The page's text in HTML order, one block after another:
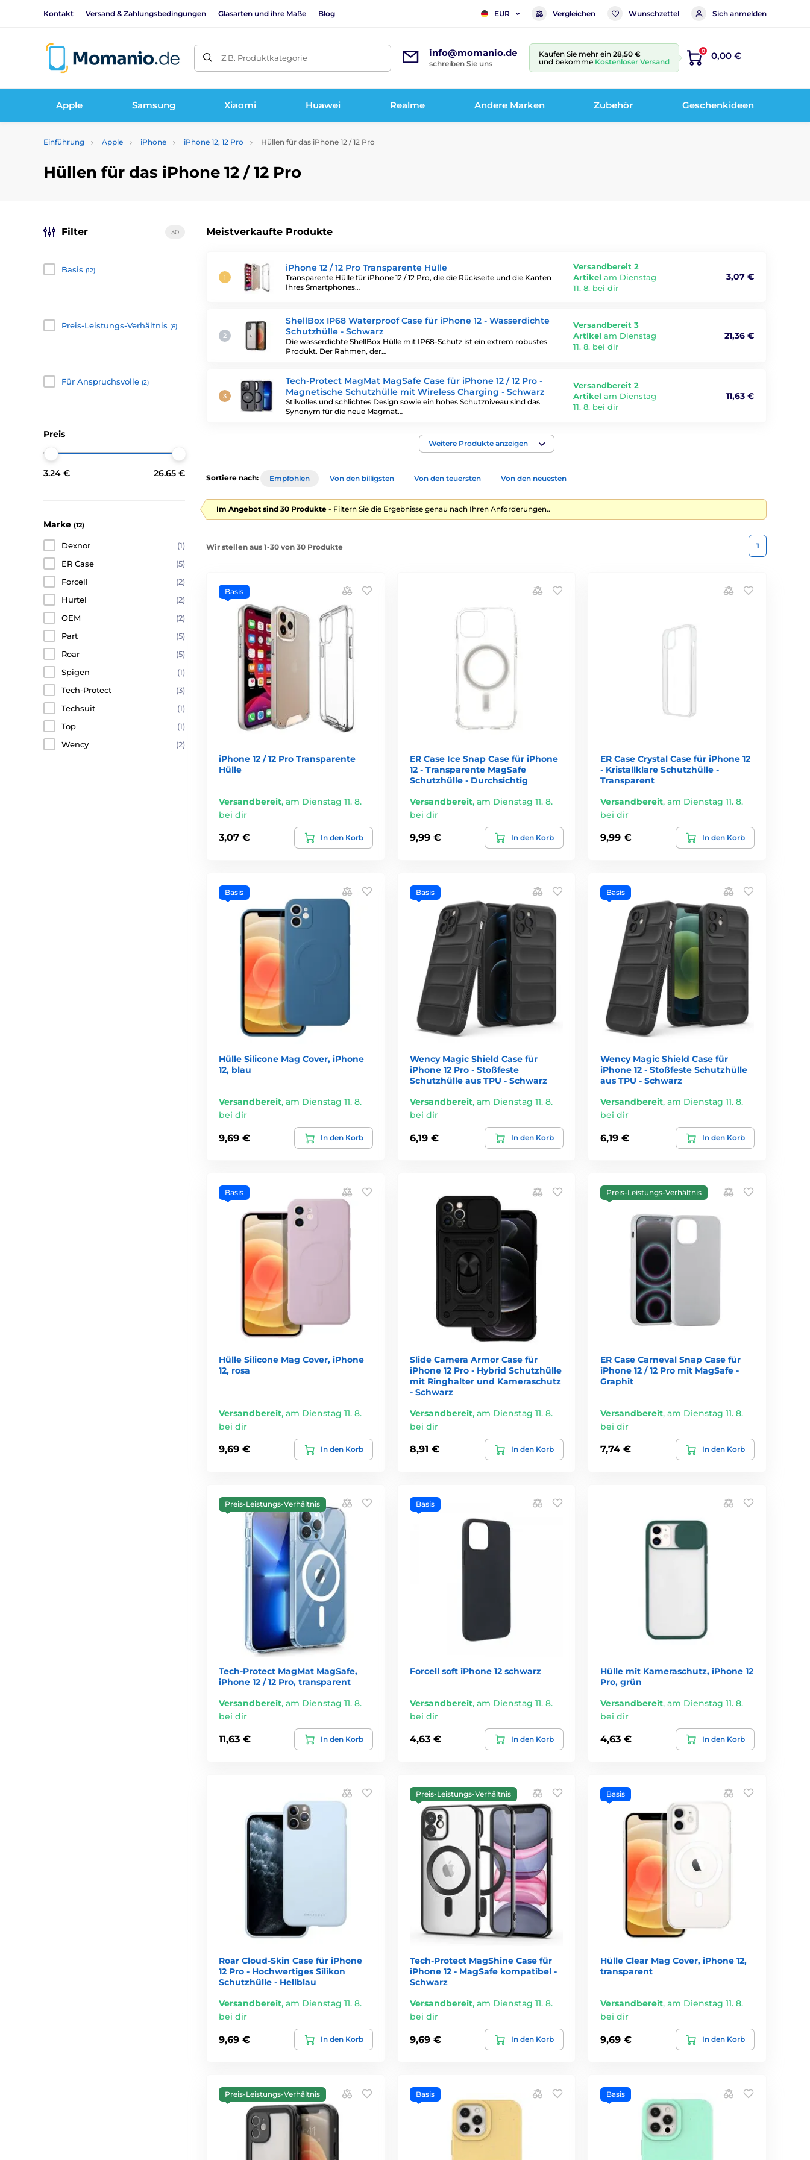
Kontakt Versand & Zahlungsbedingungen Glasarten und ihre Maße Blog EUR Vergleichen Wunschzettel Sich anmelden
Z.B. Produktkategorie info@momanio.de
schreiben Sie uns
Kaufen Sie mehr ein 28,50 €
und bekomme Kostenloser Versand
0 0,00 €
Apple Samsung Xiaomi Huawei Realme Andere Marken Zubehör Geschenkideen
Einführung Apple iPhone iPhone 12, 12 Pro Hüllen für das iPhone 12 / 12 Pro
Hüllen für das iPhone 12 / 12 Pro
Meistverkaufte Produkte
iPhone 12 / 12 Pro Transparente Hülle
Transparente Hülle für iPhone 12 / 12 Pro, die die Rückseite und die Kanten
Ihres Smartphones…
Versandbereit 2
Artikel am Dienstag
11. 8. bei dir
3,07 €
ShellBox IP68 Waterproof Case für iPhone 12 - Wasserdichte
Schutzhülle - Schwarz
Die wasserdichte ShellBox Hülle mit IP68-Schutz ist ein extrem robustes
Produkt. Der Rahmen, der…
Versandbereit 3
Artikel am Dienstag
11. 8. bei dir
21,36 €
Tech-Protect MagMat MagSafe Case für iPhone 12 / 12 Pro -
Magnetische Schutzhülle mit Wireless Charging - Schwarz
Stilvolles und schlichtes Design sowie ein hohes Schutzniveau sind das
Synonym für die neue Magmat…
Versandbereit 2
Artikel am Dienstag
11. 8. bei dir
11,63 €
Weitere Produkte anzeigen
Filter 30
Basis (12)
Preis-Leistungs-Verhältnis (6)
Für Anspruchsvolle (2)
Preis
3.24 € 26.65 €
Marke (12)
Dexnor
(1)
ER Case
(5)
Forcell
(2)
Hurtel
(2)
OEM
(2)
Part
(5)
Roar
(5)
Spigen
(1)
Tech-Protect
(3)
Techsuit
(1)
Top
(1)
Wency
(2)
Sortiere nach: Empfohlen Von den billigsten Von den teuersten Von den neuesten
Im Angebot sind 30 Produkte - Filtern Sie die Ergebnisse genau nach Ihren Anforderungen..
Wir stellen aus 1-30 von 30 Produkte 1
Basis
iPhone 12 / 12 Pro Transparente
Hülle
Versandbereit, am Dienstag 11. 8.
bei dir
3,07 € In den Korb
ER Case Ice Snap Case für iPhone
12 - Transparente MagSafe
Schutzhülle - Durchsichtig
Versandbereit, am Dienstag 11. 8.
bei dir
9,99 € In den Korb
ER Case Crystal Case für iPhone 12
- Kristallklare Schutzhülle -
Transparent
Versandbereit,am Dienstag 11. 8.
bei dir
9,99 € In den Korb
Basis
Hülle Silicone Mag Cover, iPhone
12, blau
Versandbereit, am Dienstag 11. 8.
bei dir
9,69 € In den Korb
Basis
Wency Magic Shield Case für
iPhone 12 Pro - Stoßfeste
Schutzhülle aus TPU - Schwarz
Versandbereit, am Dienstag 11. 8.
bei dir
6,19 € In den Korb
Basis
Wency Magic Shield Case für
iPhone 12 - Stoßfeste Schutzhülle
aus TPU - Schwarz
Versandbereit,am Dienstag 11. 8.
bei dir
6,19 € In den Korb
Basis
Hülle Silicone Mag Cover, iPhone
12, rosa
Versandbereit, am Dienstag 11. 8.
bei dir
9,69 € In den Korb
Slide Camera Armor Case für
iPhone 12 Pro - Hybrid Schutzhülle
mit Ringhalter und Kameraschutz
- Schwarz
Versandbereit, am Dienstag 11. 8.
bei dir
8,91 € In den Korb
Preis-Leistungs-Verhältnis
ER Case Carneval Snap Case für
iPhone 12 / 12 Pro mit MagSafe -
Graphit
Versandbereit,am Dienstag 11. 8.
bei dir
7,74 € In den Korb
Preis-Leistungs-Verhältnis
Tech-Protect MagMat MagSafe,
iPhone 12 / 12 Pro, transparent
Versandbereit, am Dienstag 11. 8.
bei dir
11,63 € In den Korb
Basis
Forcell soft iPhone 12 schwarz
Versandbereit, am Dienstag 11. 8.
bei dir
4,63 € In den Korb
Hülle mit Kameraschutz, iPhone 12
Pro, grün
Versandbereit,am Dienstag 11. 8.
bei dir
4,63 € In den Korb
Roar Cloud-Skin Case für iPhone
12 Pro - Hochwertiges Silikon
Schutzhülle - Hellblau
Versandbereit, am Dienstag 11. 8.
bei dir
9,69 € In den Korb
Preis-Leistungs-Verhältnis
Tech-Protect MagShine Case für
iPhone 12 - MagSafe kompatibel -
Schwarz
Versandbereit, am Dienstag 11. 8.
bei dir
9,69 € In den Korb
Basis
Hülle Clear Mag Cover, iPhone 12,
transparent
Versandbereit,am Dienstag 11. 8.
bei dir
9,69 € In den Korb
Preis-Leistungs-Verhältnis Basis Basis